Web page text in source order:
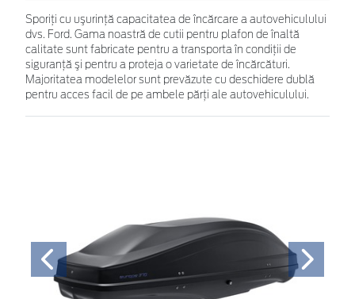
Sporiţi cu uşurinţă capacitatea de încărcare a autovehiculului
dvs. Ford. Gama noastră de cutii pentru plafon de înaltă
calitate sunt fabricate pentru a transporta în condiţii de
siguranţă şi pentru a proteja o varietate de încărcături.
Majoritatea modelelor sunt prevăzute cu deschidere dublă
pentru acces facil de pe ambele părţi ale autovehiculului.